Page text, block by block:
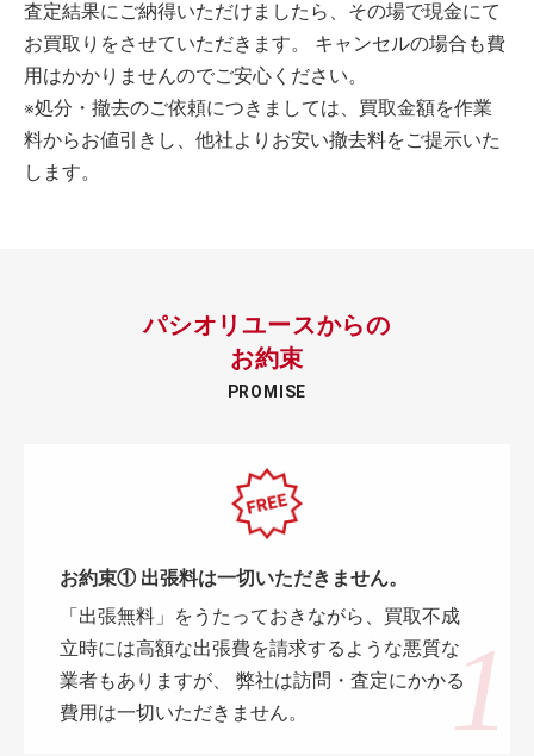
査定結果にご納得いただけましたら、その場で現金にて
お買取りをさせていただきます。 キャンセルの場合も費
用はかかりませんのでご安心ください。
※処分・撤去のご依頼につきましては、買取金額を作業
料からお値引きし、他社よりお安い撤去料をご提示いた
します。
パシオリユースからの
お約束
PROMISE
お約束① 出張料は一切いただきません。
「出張無料」をうたっておきながら、買取不成
立時には高額な出張費を請求するような悪質な
業者もありますが、 弊社は訪問・査定にかかる
費用は一切いただきません。